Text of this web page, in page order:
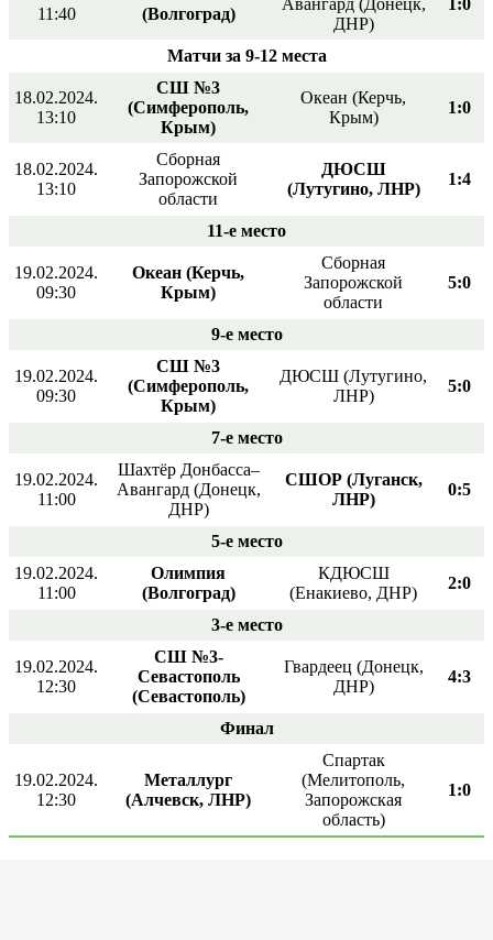
11:40
(Волгоград)
Авангард (Донецк,
ДНР)
1:0
Матчи за 9-12 места
18.02.2024.
13:10
СШ №3
(Симферополь,
Крым)
Океан (Керчь,
Крым)
1:0
18.02.2024.
13:10
Сборная
Запорожской
области
ДЮСШ
(Лутугино, ЛНР)
1:4
11-е место
19.02.2024.
09:30
Океан (Керчь,
Крым)
Сборная
Запорожской
области
5:0
9-е место
19.02.2024.
09:30
СШ №3
(Симферополь,
Крым)
ДЮСШ (Лутугино,
ЛНР)
5:0
7-е место
19.02.2024.
11:00
Шахтёр Донбасса–
Авангард (Донецк,
ДНР)
СШОР (Луганск,
ЛНР)
0:5
5-е место
19.02.2024.
11:00
Олимпия
(Волгоград)
КДЮСШ
(Енакиево, ДНР)
2:0
3-е место
19.02.2024.
12:30
СШ №3-
Севастополь
(Севастополь)
Гвардеец (Донецк,
ДНР)
4:3
Финал
19.02.2024.
12:30
Металлург
(Алчевск, ЛНР)
Спартак
(Мелитополь,
Запорожская
область)
1:0